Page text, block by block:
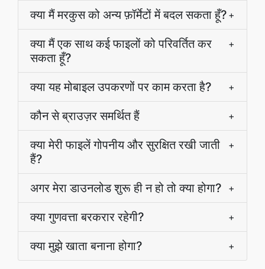
क्या मैं मरकुस को अन्य फ़ॉर्मेटों में बदल सकता हूँ? +
क्या मैं एक साथ कई फाइलों को परिवर्तित कर
सकता हूँ?
+
क्या यह मोबाइल उपकरणों पर काम करता है? +
कौन से ब्राउज़र समर्थित हैं +
क्या मेरी फाइलें गोपनीय और सुरक्षित रखी जाती
हैं?
+
अगर मेरा डाउनलोड शुरू ही न हो तो क्या होगा? +
क्या गुणवत्ता बरकरार रहेगी? +
क्या मुझे खाता बनाना होगा? +